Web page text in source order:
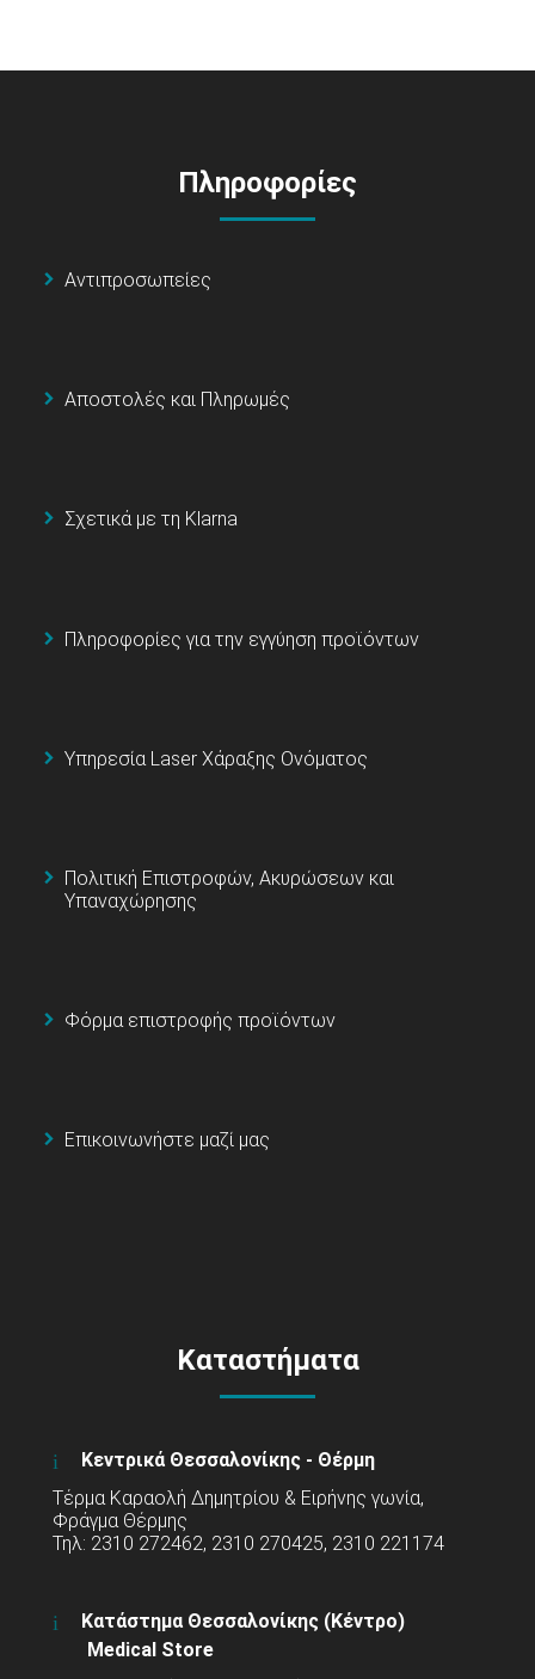
Πληροφορίες
Αντιπροσωπείες
Αποστολές και Πληρωμές
Σχετικά με τη Klarna
Πληροφορίες για την εγγύηση προϊόντων
Υπηρεσία Laser Χάραξης Ονόματος
Πολιτική Επιστροφών, Ακυρώσεων και
Υπαναχώρησης
Φόρμα επιστροφής προϊόντων
Επικοινωνήστε μαζί μας
Καταστήματα
Κεντρικά Θεσσαλονίκης - Θέρμη
Τέρμα Καραολή Δημητρίου & Ειρήνης γωνία,
Φράγμα Θέρμης
Τηλ: 2310 272462, 2310 270425, 2310 221174
Κατάστημα Θεσσαλονίκης (Κέντρο)
Medical Store